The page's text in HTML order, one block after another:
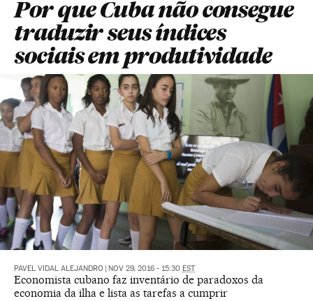
Por que Cuba não consegue
traduzir seus índices
sociais em produtividade
PAVEL VIDAL ALEJANDRO NOV 29, 2016 - 15:30 EST
Economista cubano faz inventário de paradoxos da
economia da ilha e lista as tarefas a cumprir